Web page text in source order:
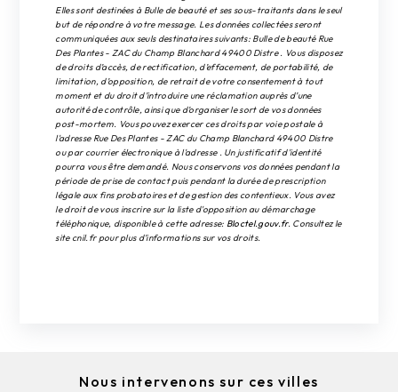
Elles sont destinées à Bulle de beauté et ses sous-traitants dans le seul
but de répondre à votre message. Les données collectées seront
communiquées aux seuls destinataires suivants: Bulle de beauté Rue
Des Plantes - ZAC du Champ Blanchard 49400 Distre . Vous disposez
de droits d’accès, de rectification, d’effacement, de portabilité, de
limitation, d’opposition, de retrait de votre consentement à tout
moment et du droit d’introduire une réclamation auprès d’une
autorité de contrôle, ainsi que d’organiser le sort de vos données
post-mortem. Vous pouvez exercer ces droits par voie postale à
l'adresse Rue Des Plantes - ZAC du Champ Blanchard 49400 Distre
ou par courrier électronique à l'adresse . Un justificatif d'identité
pourra vous être demandé. Nous conservons vos données pendant la
période de prise de contact puis pendant la durée de prescription
légale aux fins probatoires et de gestion des contentieux. Vous avez
le droit de vous inscrire sur la liste d'opposition au démarchage
téléphonique, disponible à cette adresse: Bloctel.gouv.fr. Consultez le
site cnil.fr pour plus d’informations sur vos droits.
Nous intervenons sur ces villes